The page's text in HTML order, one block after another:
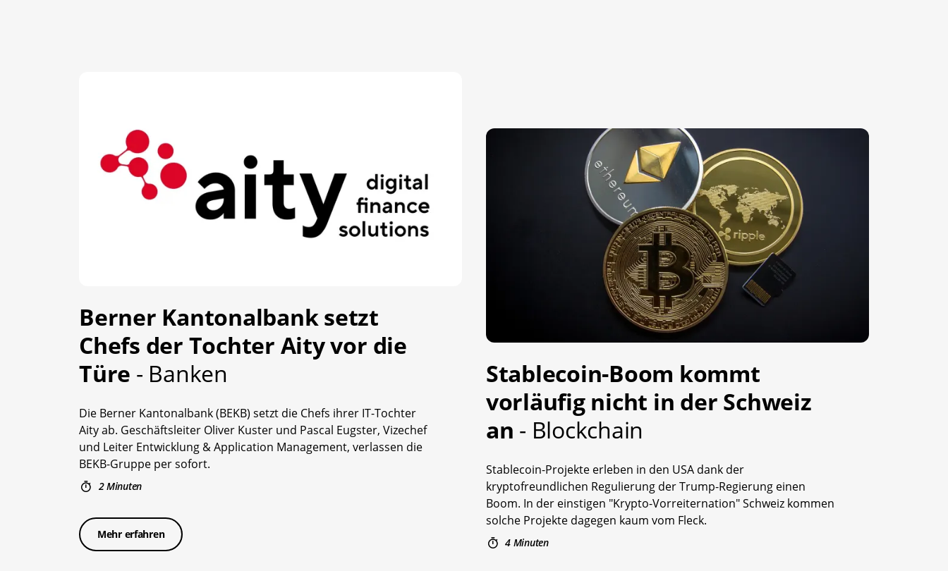
Berner Kantonalbank setzt
Chefs der Tochter Aity vor die
Türe - Banken
Die Berner Kantonalbank (BEKB) setzt die Chefs ihrer IT-Tochter
Aity ab. Geschäftsleiter Oliver Kuster und Pascal Eugster, Vizechef
und Leiter Entwicklung & Application Management, verlassen die
BEKB-Gruppe per sofort.
2 Minuten
Mehr erfahren
Stablecoin-Boom kommt
vorläufig nicht in der Schweiz
an - Blockchain
Stablecoin-Projekte erleben in den USA dank der
kryptofreundlichen Regulierung der Trump-Regierung einen
Boom. In der einstigen "Krypto-Vorreiternation" Schweiz kommen
solche Projekte dagegen kaum vom Fleck.
4 Minuten